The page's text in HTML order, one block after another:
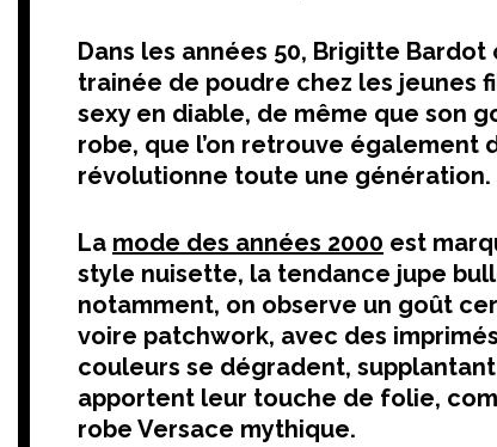
Dans les années 50, Brigitte
trainée de poudre chez les jeunes
sexy en diable, de même que son
robe, que l’on retrouve
révolutionne toute une génération.
La mode des années 2000 est
style nuisette, la tendance jupe
notamment, on observe un goût
voire patchwork, avec des
couleurs se dégradent,
apportent leur touche de folie,
robe Versace mythique.